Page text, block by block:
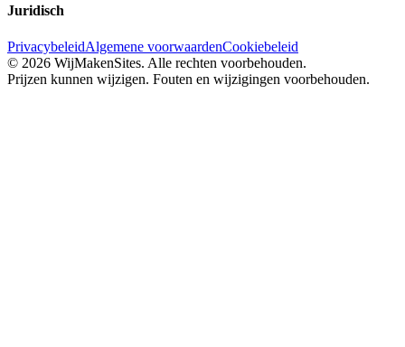
Juridisch
PrivacybeleidAlgemene voorwaardenCookiebeleid
© 2026 WijMakenSites. Alle rechten voorbehouden.
Prijzen kunnen wijzigen. Fouten en wijzigingen voorbehouden.